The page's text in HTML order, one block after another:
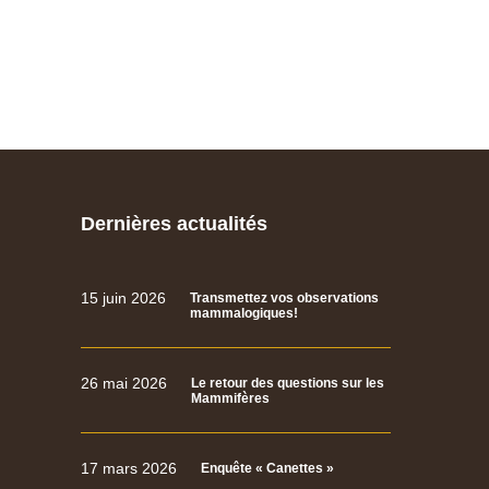
Dernières actualités
15 juin 2026
Transmettez vos observations
mammalogiques!
26 mai 2026
Le retour des questions sur les
Mammifères
17 mars 2026 Enquête « Canettes »